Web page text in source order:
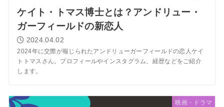
ケイト・トマス博士とは？アンドリュー・
ガーフィールドの新恋人
2024.04.02
2024年に交際が報じられたアンドリューガーフィールドの恋人ケイ
トトマスさん。プロフィールやインスタグラム、経歴などをご紹介
します。
映画・ドラマ